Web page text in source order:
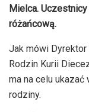
Mielca.
różańcową.
Jak mówi Dyrektor
Rodzin Kurii
ma na celu
rodziny.